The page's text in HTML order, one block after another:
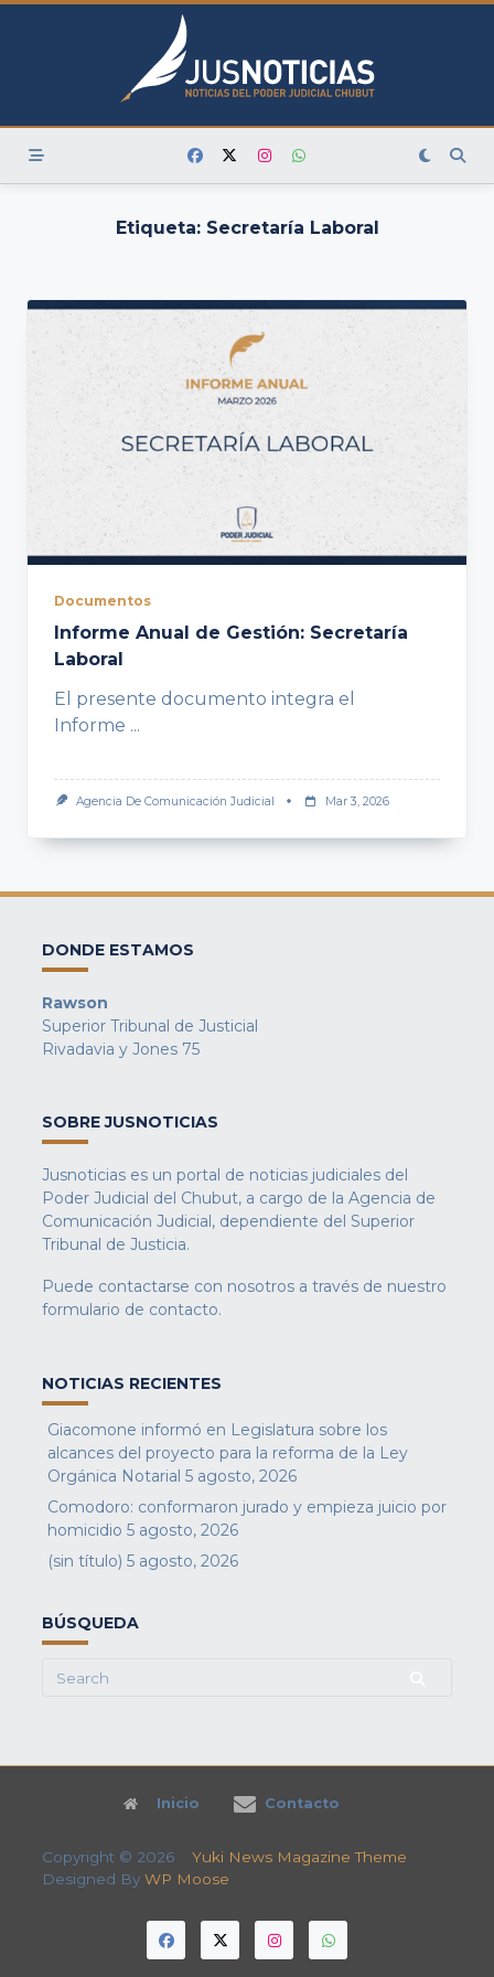
Skip
Etiqueta: Secretaría Laboral
Documentos
Informe Anual de Gestión: Secretaría
Laboral
El presente documento integra el
Informe ...
Agencia De Comunicación Judicial Mar 3, 2026
DONDE ESTAMOS
Rawson
Superior Tribunal de Justicial
Rivadavia y Jones 75
SOBRE JUSNOTICIAS
Jusnoticias es un portal de noticias judiciales del
Poder Judicial del Chubut, a cargo de la Agencia de
Comunicación Judicial, dependiente del Superior
Tribunal de Justicia.
Puede contactarse con nosotros a través de nuestro
formulario de contacto.
NOTICIAS RECIENTES
Giacomone informó en Legislatura sobre los
alcances del proyecto para la reforma de la Ley
Orgánica Notarial 5 agosto, 2026
Comodoro: conformaron jurado y empieza juicio por
homicidio 5 agosto, 2026
(sin título) 5 agosto, 2026
BÚSQUEDA
Search
Inicio Contacto
Copyright © 2026 Yuki News Magazine Theme
Designed By WP Moose